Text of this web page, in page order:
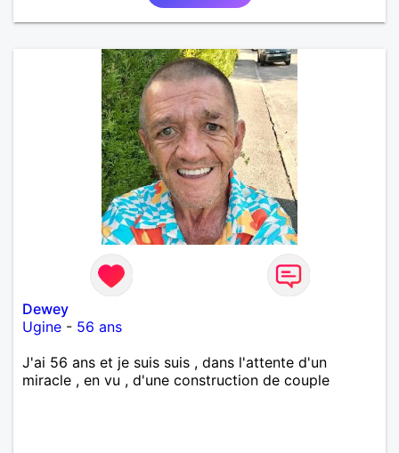
Dewey
Ugine - 56 ans
J'ai 56 ans et je suis suis , dans l'attente d'un
miracle , en vu , d'une construction de couple